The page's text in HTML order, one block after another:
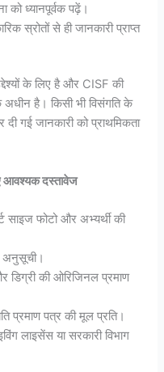
ध्यानपूर्वक पढ़ें।
स्रोतों से ही जानकारी प्राप्त
के लिए है और CISF की
अधीन है। किसी भी विसंगति के
गई जानकारी को प्राथमिकता
आवश्यक दस्तावेज
साइज फोटो और अभ्यर्थी की
अनुसूची।
की ओरिजिनल प्रमाण
प्रमाण पत्र की मूल प्रति।
लाइसेंस या सरकारी विभाग